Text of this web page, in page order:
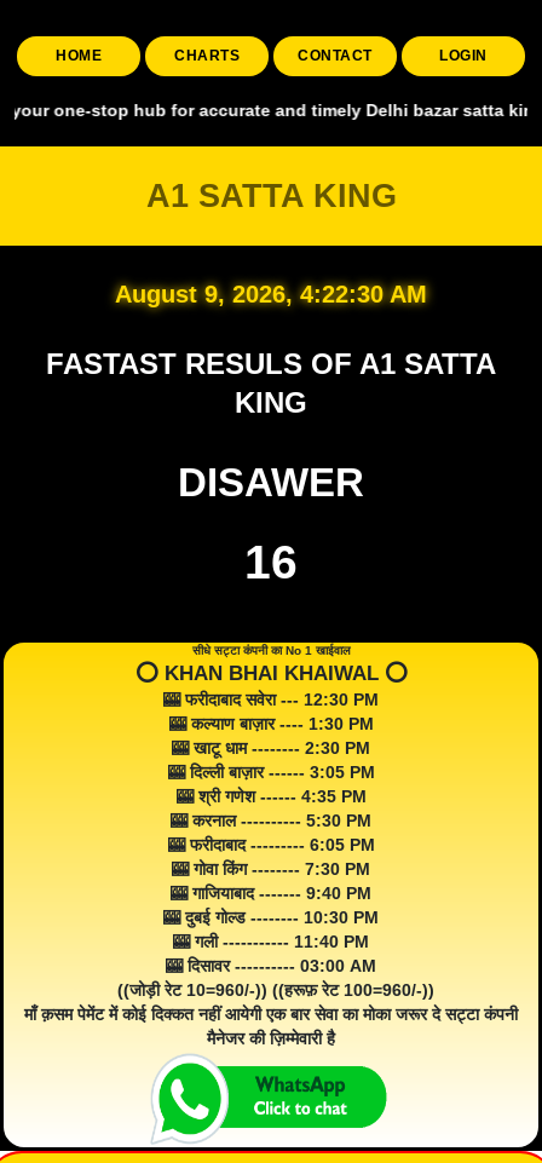
HOME CHARTS CONTACT LOGIN
hub for accurate and timely Delhi bazar satta king,
A1 SATTA KING
August 9, 2026, 4:22:31 AM
FASTAST RESULS OF A1 SATTA
KING
DISAWER
16
सीधे सट्टा कंपनी का No 1 खाईवाल
⭕️ KHAN BHAI KHAIWAL ⭕️
🎰 फरीदाबाद सवेरा --- 12:30 PM
🎰 कल्याण बाज़ार ---- 1:30 PM
🎰 खाटू धाम -------- 2:30 PM
🎰 दिल्ली बाज़ार ------ 3:05 PM
🎰 श्री गणेश ------ 4:35 PM
🎰 करनाल ---------- 5:30 PM
🎰 फरीदाबाद --------- 6:05 PM
🎰 गोवा किंग -------- 7:30 PM
🎰 गाजियाबाद ------- 9:40 PM
🎰 दुबई गोल्ड -------- 10:30 PM
🎰 गली ----------- 11:40 PM
🎰 दिसावर ---------- 03:00 AM
((जोड़ी रेट 10=960/-)) ((हरूफ़ रेट 100=960/-))
माँ क़सम पेमेंट में कोई दिक्कत नहीं आयेगी एक बार सेवा का मोका जरूर दे सट्टा कंपनी
मैनेजर की ज़िम्मेवारी है